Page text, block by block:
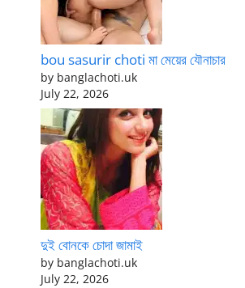
bou sasurir choti মা মেয়ের যৌনাচার
by banglachoti.uk
July 22, 2026
দুই বোনকে চোদা জামাই
by banglachoti.uk
July 22, 2026